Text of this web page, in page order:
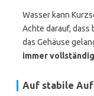
Wasser kann
Achte darauf, dass
das Gehäuse
immer
Auf stabile